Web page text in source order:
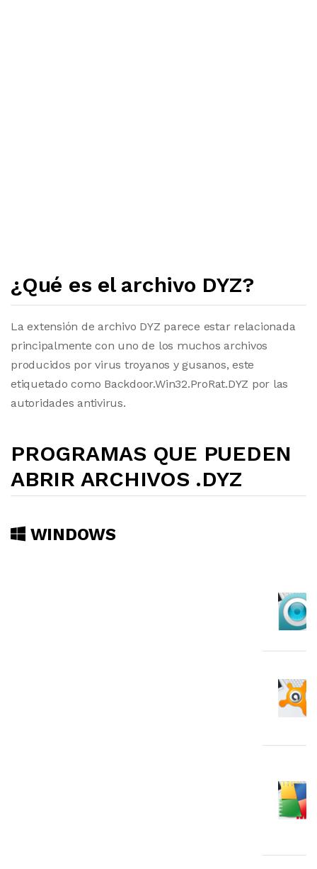
¿Qué es el archivo DYZ?
La extensión de archivo DYZ parece estar relacionada
principalmente con uno de los muchos archivos
producidos por virus troyanos y gusanos, este
etiquetado como Backdoor.Win32.ProRat.DYZ por las
autoridades antivirus.
PROGRAMAS QUE PUEDEN
ABRIR ARCHIVOS .DYZ
WINDOWS